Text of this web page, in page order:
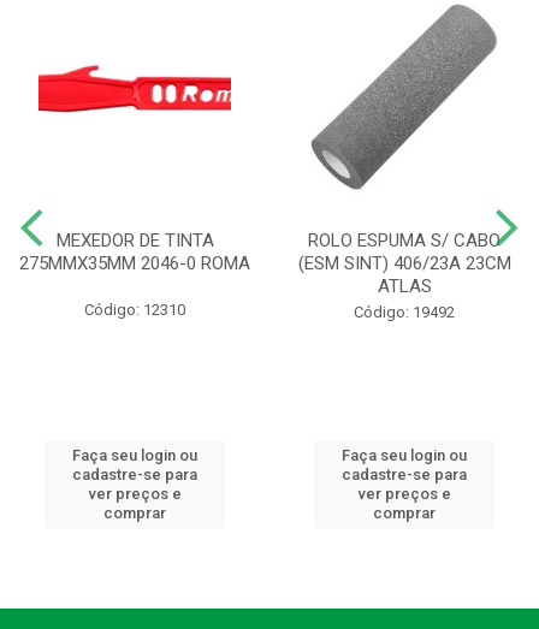
MEXEDOR DE TINTA
275MMX35MM 2046-0 ROMA
Código: 12310
Faça seu login ou
cadastre-se para
ver preços e
comprar
ROLO ESPUMA S/ CABO
(ESM SINT) 406/23A 23CM
ATLAS
Código: 19492
Faça seu login ou
cadastre-se para
ver preços e
comprar